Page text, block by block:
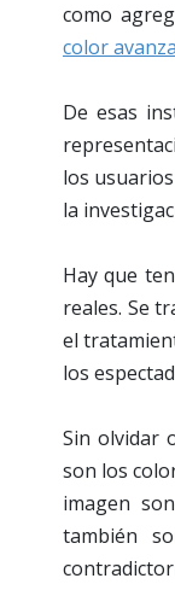
como
color
De esas
los
la
Hay que
reales. Se
el
los
Sin olvidar
son los
imagen
también